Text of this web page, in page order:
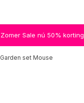
Zomer Sale nú 50% korting
Garden set Mouse